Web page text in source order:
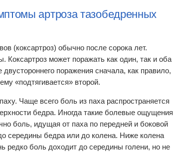
артроза тазобедренных
(коксартроз) обычно после сорока лет.
может поражать как один, так и оба
поражения сначала, как правило,
«подтягивается» второй.
Чаще всего боль из паха распространяется
бедра. Иногда такие болевые ощущения
боль, идущая от паха по передней и боковой
середины бедра или до колена. Ниже колена
редко боль доходит до середины голени, но не